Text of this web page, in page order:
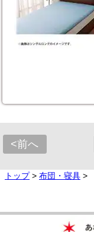
<前へ
トップ> 布団・寝具 >